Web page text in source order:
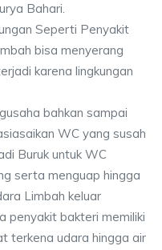
Bahari.
Seperti Penyakit
bisa menyerang
karena lingkungan
bahkan sampai
WC yang susah
Buruk untuk WC
serta menguap hingga
Limbah keluar
penyakit bakteri memiliki
terkena udara hingga air